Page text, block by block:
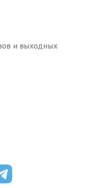
и выходных